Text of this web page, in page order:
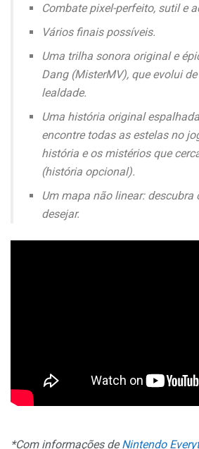
Combate pixel-perfeito, sutil e
Vários finais possíveis.
Uma trilha sonora original e
Dang (MisterMV), que evolui
lealdade.
Uma história original
encontre todas as estelas no
história e os mistérios que
(história opcional).
Um mapa não linear: descubra
desejar.
*Com informações deNintendo